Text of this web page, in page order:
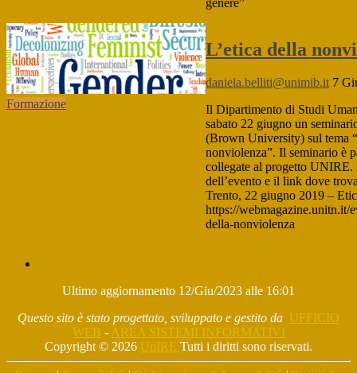
Formazione
L’etica della
daniela.belliti@unimib.it 7
Il Dipartimento di Studi
sabato 22 giugno un
(Brown University) sul tema
nonviolenza”. Il seminario è
collegate al progetto UNIRE.
dell’evento e il link dove
Trento, 22 giugno 2019 –
https://webmagazine.unitn.it/
della-nonviolenza
Ultimo aggiornamento 12/Giu/2023 alle 16:01
Questo sito è stato progettato, sviluppato e gestito da UFFICIO
WEB - AREA SISTEMI INFORMATIVI
Copyright © 2026 UnIRE Tutti i diritti sono riservati.